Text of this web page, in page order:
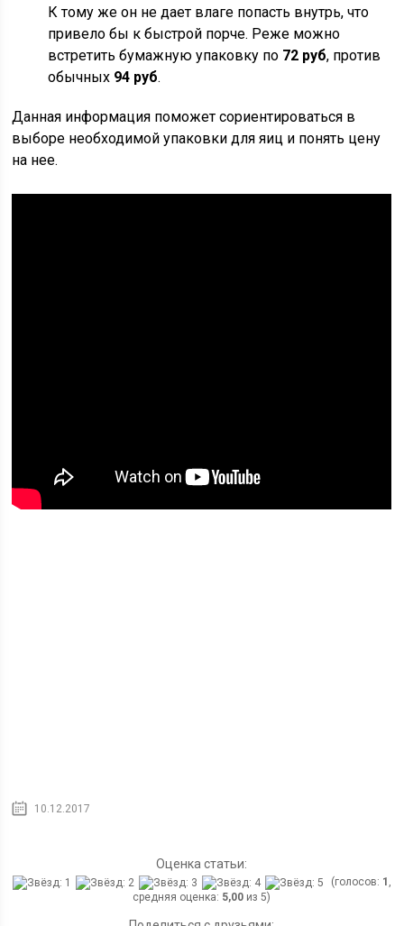
К тому же он не дает влаге попасть внутрь, что
привело бы к быстрой порче. Реже можно
встретить бумажную упаковку по 72 руб, против
обычных 94 руб.
Данная информация поможет сориентироваться в
выборе необходимой упаковки для яиц и понять цену
на нее.
10.12.2017
Оценка статьи:
(голосов: 1 ,
средняя оценка: 5,00 из 5)